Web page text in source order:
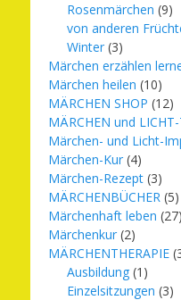
Rosenmärchen (9)
von anderen
Winter (3)
Märchen erzählen
Märchen heilen (10)
MÄRCHEN SHOP (12)
MÄRCHEN und
Märchen- und Licht-
Märchen-Kur (4)
Märchen-Rezept (3)
MÄRCHENBÜCHER (5)
Märchenhaft leben (27)
Märchenkur (2)
MÄRCHENTHERAPIE
Ausbildung (1)
Einzelsitzungen (3)